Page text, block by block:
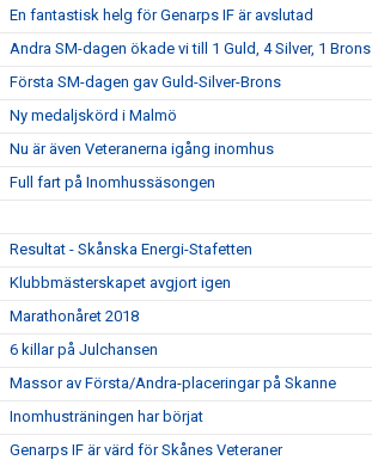
En fantastisk helg för Genarps IF är avslutad
Andra SM-dagen ökade vi till 1 Guld, 4 Silver, 1 Brons
Första SM-dagen gav Guld-Silver-Brons
Ny medaljskörd i Malmö
Nu är även Veteranerna igång inomhus
Full fart på Inomhussäsongen
Resultat - Skånska Energi-Stafetten
Klubbmästerskapet avgjort igen
Marathonåret 2018
6 killar på Julchansen
Massor av Första/Andra-placeringar på Skanne
Inomhusträningen har börjat
Genarps IF är värd för Skånes Veteraner